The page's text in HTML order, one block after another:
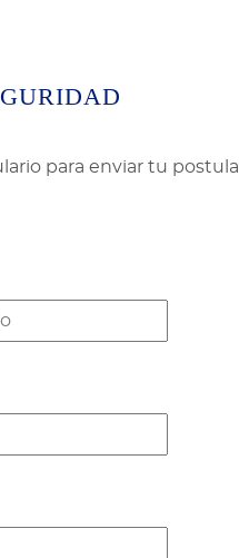
para enviar tu